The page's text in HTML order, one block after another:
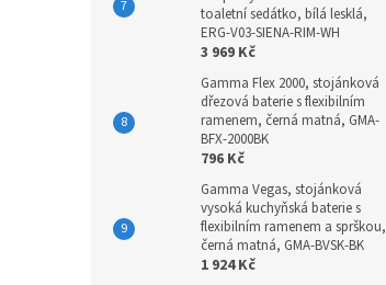
toaletní sedátko, bílá lesklá,
ERG-V03-SIENA-RIM-WH
3 969 Kč
Gamma Flex 2000, stojánková
dřezová baterie s flexibilním
ramenem, černá matná, GMA-
BFX-2000BK
796 Kč
Gamma Vegas, stojánková
vysoká kuchyňská baterie s
flexibilním ramenem a sprškou,
černá matná, GMA-BVSK-BK
1 924 Kč